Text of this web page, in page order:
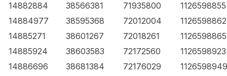
14882884
38566381 71935800
1126598855
14884977
38595368 72012004
1126598862
14885271
38601267 72018261
1126598865
14885924
38603583 72172560
1126598923
14886696
38681384 72176029
1126598949